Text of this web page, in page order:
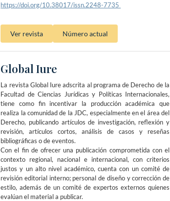
https://doi.org/10.38017/issn.2248-7735
Ver revista Número actual
Global Iure
La revista Global Iure adscrita al programa de Derecho de la
Facultad de Ciencias Jurídicas y Políticas Internacionales,
tiene como fin incentivar la producción académica que
realiza la comunidad de la JDC, especialmente en el área del
Derecho, publicando artículos de investigación, reflexión y
revisión, artículos cortos, análisis de casos y reseñas
bibliográficas o de eventos.
Con el fin de ofrecer una publicación comprometida con el
contexto regional, nacional e internacional, con criterios
justos y un alto nivel académico, cuenta con un comité de
revisión editorial interno; personal de diseño y corrección de
estilo, además de un comité de expertos externos quienes
evalúan el material a publicar.